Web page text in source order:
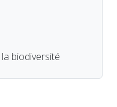
biodiversité